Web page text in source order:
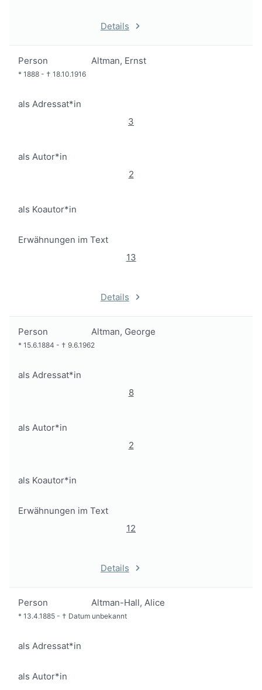
Details
Person Altman, Ernst
* 1888 - † 18.10.1916
als Adressat*in
3
als Autor*in
2
als Koautor*in
Erwähnungen im Text
13
Details
Person Altman, George
* 15.6.1884 - † 9.6.1962
als Adressat*in
8
als Autor*in
2
als Koautor*in
Erwähnungen im Text
12
Details
Person Altman-Hall, Alice
* 13.4.1885 - † Datum unbekannt
als Adressat*in
als Autor*in